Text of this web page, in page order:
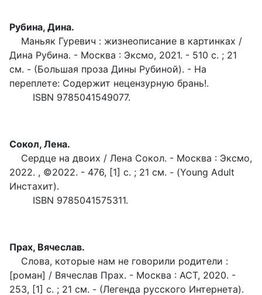
Рубина, Дина.
Маньяк Гуревич : жизнеописание в картинках /
Дина Рубина. - Москва : Эксмо, 2021. - 510 с. ; 21
см. - (Большая проза Дины Рубиной). - На
переплете: Содержит нецензурную брань!.
ISBN 9785041549077.
Сокол, Лена.
Сердце на двоих / Лена Сокол. - Москва : Эксмо,
2022. , ©2022. - 476, [1] с. ; 21 см. - (Young Adult
Инстахит).
ISBN 9785041575311.
Прах, Вячеслав.
Слова, которые нам не говорили родители :
[роман] / Вячеслав Прах. - Москва : АСТ, 2020. -
253, [1] с. ; 21 см. - (Легенда русского Интернета).